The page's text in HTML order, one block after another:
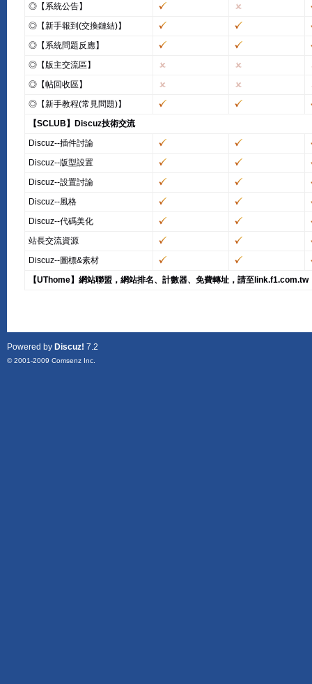
◎【系統公告】
◎【新手報到(交換鏈結)】
◎【系統問題反應】
◎【版主交流區】
◎【帖回收區】
◎【新手教程(常見問題)】
【SCLUB】Discuz技術交流
Discuz--插件討論
Discuz--版型設置
Discuz--設置討論
Discuz--風格
Discuz--代碼美化
站長交流資源
Discuz--圖標&素材
【UThome】網站聯盟，網站排名、計數器、免費轉址，請至link.f1.com.tw
Powered by Discuz! 7.2
© 2001-2009 Comsenz Inc.